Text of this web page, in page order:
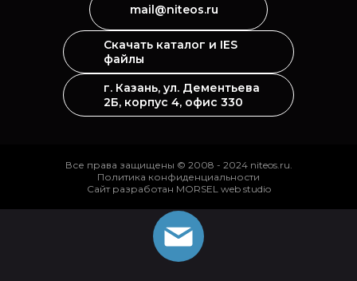
Скачать каталог и IES
файлы
г. Казань, ул. Дементьева
2Б, корпус 4, офис 330
mail@niteos.ru
Все права защищены © 2008 - 2024 niteos.ru.
Политика конфиденциальности
Сайт разработан MORSEL web studio